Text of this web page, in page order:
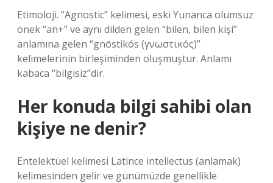
Etimoloji. “Agnostic” kelimesi, eski Yunanca olumsuz
önek “an+” ve aynı dilden gelen “bilen, bilen kişi”
anlamına gelen “gnōstikós (γνωστικός)”
kelimelerinin birleşiminden oluşmuştur. Anlamı
kabaca “bilgisiz”dir.
Her konuda bilgi sahibi olan
kişiye ne denir?
Entelektüel kelimesi Latince intellectus (anlamak)
kelimesinden gelir ve günümüzde genellikle